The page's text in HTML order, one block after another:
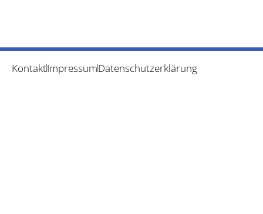
KontaktImpressumDatenschutzerklärung